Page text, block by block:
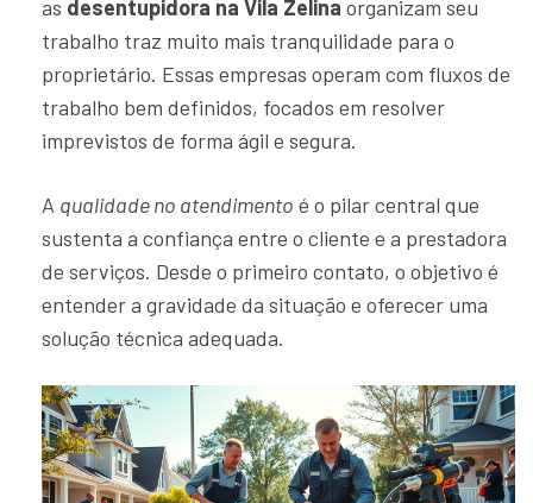
as desentupidora na Vila Zelina organizam seu
trabalho traz muito mais tranquilidade para o
proprietário. Essas empresas operam com fluxos de
trabalho bem definidos, focados em resolver
imprevistos de forma ágil e segura.
A qualidade no atendimento é o pilar central que
sustenta a confiança entre o cliente e a prestadora
de serviços. Desde o primeiro contato, o objetivo é
entender a gravidade da situação e oferecer uma
solução técnica adequada.